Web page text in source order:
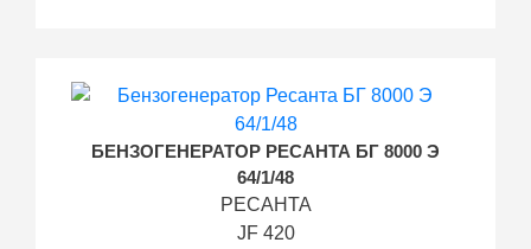
БЕНЗОГЕНЕРАТОР РЕСАНТА БГ 8000 Э
64/1/48
РЕСАНТА
JF 420